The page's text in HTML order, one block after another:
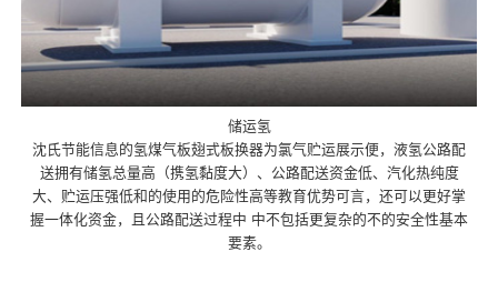
储运氢
沈氏节能信息的氢煤气板翅式板换器为氯气贮运展示便，液氢公路配
送拥有储氢总量高（携氢黏度大）、公路配送资金低、汽化热纯度
大、贮运压强低和的使用的危险性高等教育优势可言，还可以更好掌
握一体化资金，且公路配送过程中 中不包括更复杂的不的安全性基本
要素。